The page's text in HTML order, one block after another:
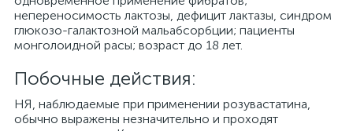
непереносимость лактозы, дефицит лактазы, синдром
глюкозо-галактозной мальабсорбции; пациенты
монголоидной расы; возраст до 18 лет.
Побочные действия:
НЯ, наблюдаемые при применении розувастатина,
обычно выражены незначительно и проходят